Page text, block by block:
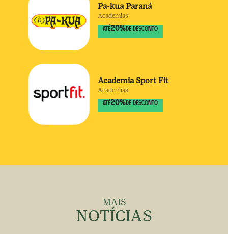
Pa-kua Paraná
Academias
ATÉ20% DE DESCONTO
Academia Sport Fit
Academias
ATÉ20% DE DESCONTO
MAIS
NOTÍCIAS